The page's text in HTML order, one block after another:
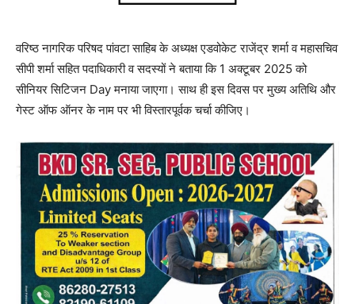
वरिष्ठ नागरिक परिषद पांवटा साहिब के अध्यक्ष एडवोकेट राजेंद्र शर्मा व महासचिव
सीपी शर्मा सहित पदाधिकारी व सदस्यों ने बताया कि 1 अक्टूबर 2025 को
सीनियर सिटिजन Day मनाया जाएगा। साथ ही इस दिवस पर मुख्य अतिथि और
गेस्ट ऑफ ऑनर के नाम पर भी विस्तारपूर्वक चर्चा कीजिए।